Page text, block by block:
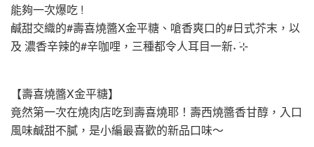
能夠一次爆吃 !
鹹甜交織的#壽喜燒醬X金平糖、嗆香爽口的#日式芥末，以
及 濃香辛辣的#辛咖哩，三種都令人耳目一新˖ ࣪⊹
【壽喜燒醬X金平糖】
竟然第一次在燒肉店吃到壽喜燒耶！壽西燒醬香甘醇，入口
風味鹹甜不膩，是小編最喜歡的新品口味～